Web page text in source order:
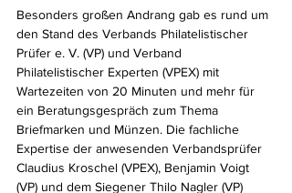
Besonders großen Andrang gab es rund um
den Stand des Verbands Philatelistischer
Prüfer e. V. (VP) und Verband
Philatelistischer Experten (VPEX) mit
Wartezeiten von 20 Minuten und mehr für
ein Beratungsgespräch zum Thema
Briefmarken und Münzen. Die fachliche
Expertise der anwesenden Verbandsprüfer
Claudius Kroschel (VPEX), Benjamin Voigt
(VP) und dem Siegener Thilo Nagler (VP)